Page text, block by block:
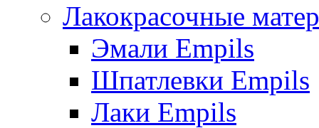
Лакокрасочные
Эмали Empils
Шпатлевки Empils
Лаки Empils